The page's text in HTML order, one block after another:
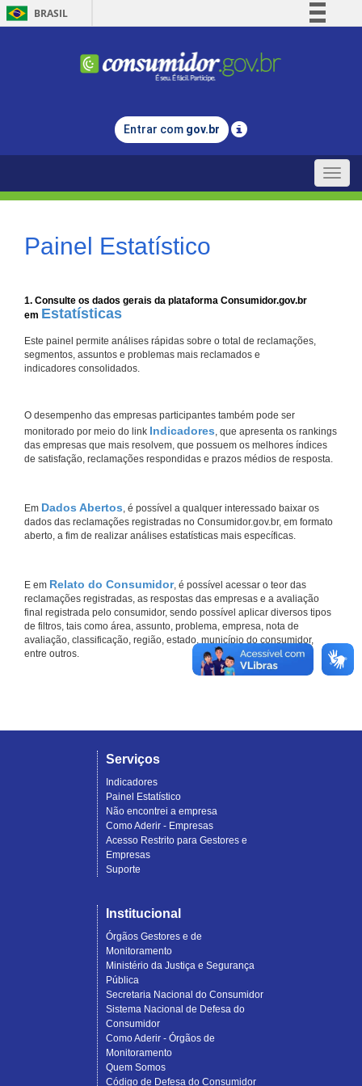
BRASIL
Comunica BR
Legislação
Entrar com gov.br
Toggle
Painel Estatístico
1. Consulte os dados gerais da plataforma Consumidor.gov.br
em Estatísticas
Este painel permite análises rápidas sobre o total de reclamações,
segmentos, assuntos e problemas mais reclamados e
indicadores consolidados.
O desempenho das empresas participantes também pode ser
monitorado por meio do link Indicadores, que apresenta os rankings
das empresas que mais resolvem, que possuem os melhores índices
de satisfação, reclamações respondidas e prazos médios de resposta.
Em Dados Abertos, é possível a qualquer interessado baixar os
dados das reclamações registradas no Consumidor.gov.br, em formato
aberto, a fim de realizar análises estatísticas mais específicas.
E em Relato do Consumidor, é possível acessar o teor das
reclamações registradas, as respostas das empresas e a avaliação
final registrada pelo consumidor, sendo possível aplicar diversos tipos
de filtros, tais como área, assunto, problema, empresa, nota de
avaliação, classificação, região, estado, município do consumidor,
entre outros.
Serviços
Indicadores
Painel Estatístico
Não encontrei a empresa
Como Aderir - Empresas
Acesso Restrito para Gestores e
Empresas
Suporte
Institucional
Órgãos Gestores e de
Monitoramento
Ministério da Justiça e Segurança
Pública
Secretaria Nacional do Consumidor
Sistema Nacional de Defesa do
Consumidor
Como Aderir - Órgãos de
Monitoramento
Quem Somos
Código de Defesa do Consumidor